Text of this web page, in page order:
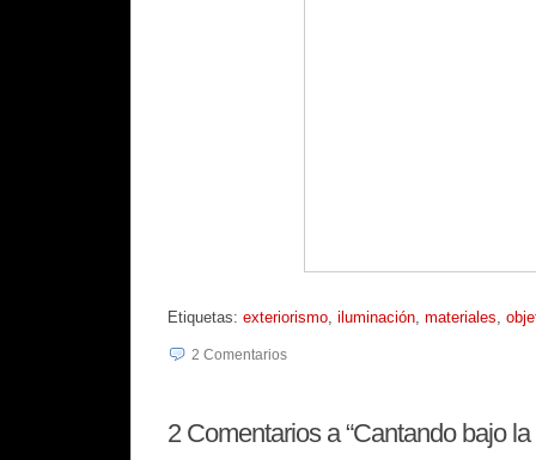
Etiquetas: exteriorismo iluminación materiales
2 Comentarios
2 Comentarios a “Cantando bajo la